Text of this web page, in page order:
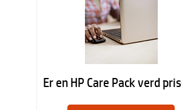
Er en HP Care Pack verd